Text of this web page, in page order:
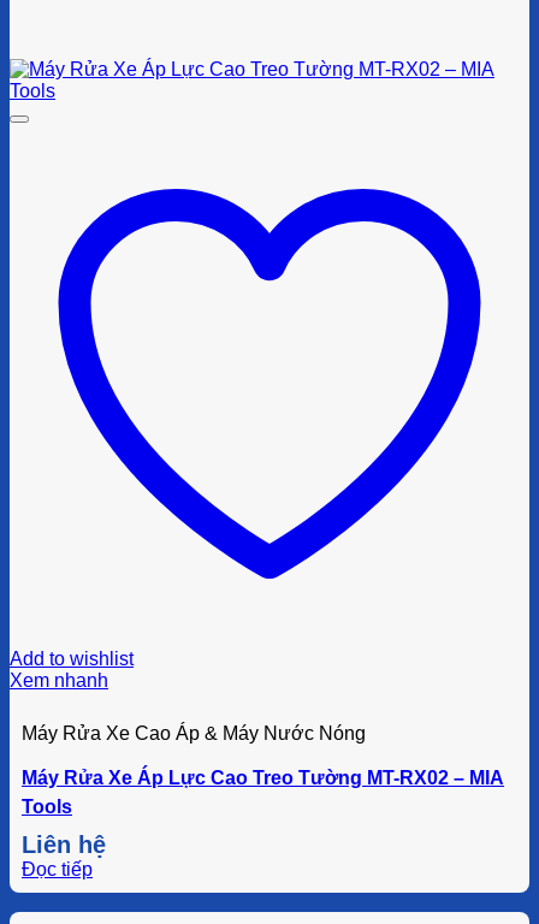
Add to wishlist
Xem nhanh
Máy Rửa Xe Cao Áp & Máy Nước Nóng
Máy Rửa Xe Áp Lực Cao Treo Tường MT-RX02 – MIA
Tools
Liên hệ
Đọc tiếp